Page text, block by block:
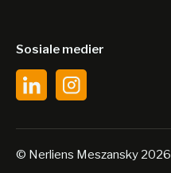
Sosiale medier
© Nerliens Meszansky 2026